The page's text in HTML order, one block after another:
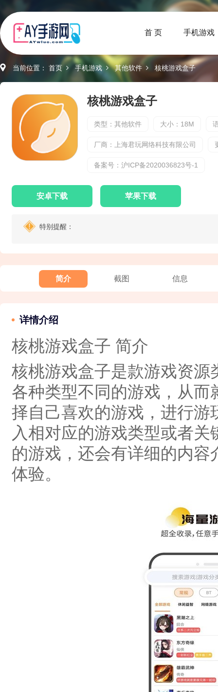
首 页 手机游戏
当前位置： 首页 手机游戏 其他软件 核桃游戏盒子
核桃游戏盒子
类型：其他软件 大小：18M
厂商：上海君玩网络科技有限公司
备案号：沪ICP备2020036823号-1
安卓下载 苹果下载
特别提醒：
简介 截图 信息
详情介绍
核桃游戏盒子 简介
核桃游戏盒子是款游戏资源
各种类型不同的游戏，从
择自己喜欢的游戏，进行游
入相对应的游戏类型或者
的游戏，还会有详细的内
体验。